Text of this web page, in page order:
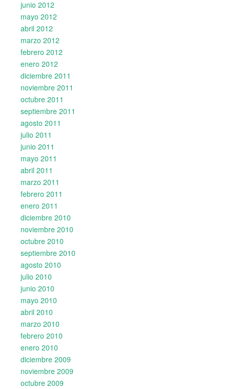
junio 2012
mayo 2012
abril 2012
marzo 2012
febrero 2012
enero 2012
diciembre 2011
noviembre 2011
octubre 2011
septiembre 2011
agosto 2011
julio 2011
junio 2011
mayo 2011
abril 2011
marzo 2011
febrero 2011
enero 2011
diciembre 2010
noviembre 2010
octubre 2010
septiembre 2010
agosto 2010
julio 2010
junio 2010
mayo 2010
abril 2010
marzo 2010
febrero 2010
enero 2010
diciembre 2009
noviembre 2009
octubre 2009